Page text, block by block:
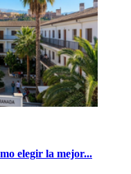
elegir la mejor...